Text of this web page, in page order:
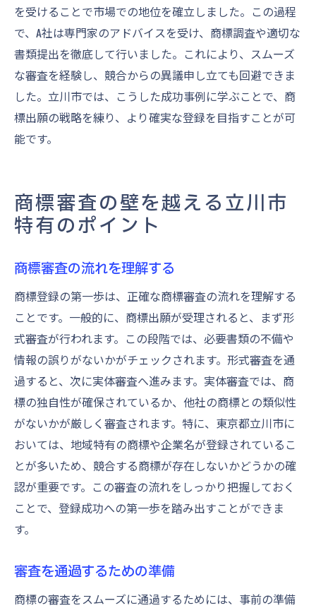
を受けることで市場での地位を確立しました。この過程
で、A社は専門家のアドバイスを受け、商標調査や適切な
書類提出を徹底して行いました。これにより、スムーズ
な審査を経験し、競合からの異議申し立ても回避できま
した。立川市では、こうした成功事例に学ぶことで、商
標出願の戦略を練り、より確実な登録を目指すことが可
能です。
商標審査の壁を越える立川市
特有のポイント
商標審査の流れを理解する
商標登録の第一歩は、正確な商標審査の流れを理解する
ことです。一般的に、商標出願が受理されると、まず形
式審査が行われます。この段階では、必要書類の不備や
情報の誤りがないかがチェックされます。形式審査を通
過すると、次に実体審査へ進みます。実体審査では、商
標の独自性が確保されているか、他社の商標との類似性
がないかが厳しく審査されます。特に、東京都立川市に
おいては、地域特有の商標や企業名が登録されているこ
とが多いため、競合する商標が存在しないかどうかの確
認が重要です。この審査の流れをしっかり把握しておく
ことで、登録成功への第一歩を踏み出すことができま
す。
審査を通過するための準備
商標の審査をスムーズに通過するためには、事前の準備